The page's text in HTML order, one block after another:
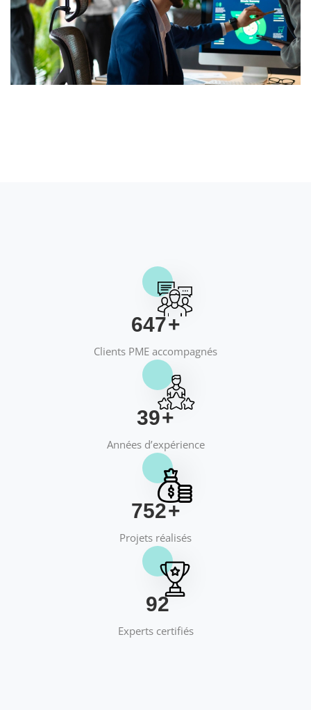
658+
Clients PME accompagnés
40+
Années d’expérience
769+
Projets réalisés
95
Experts certifiés